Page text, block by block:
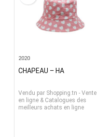
2020
CHAPEAU – HA
Vendu parShopping.tn - Vente
en ligne & Catalogues des
meilleurs achats en ligne